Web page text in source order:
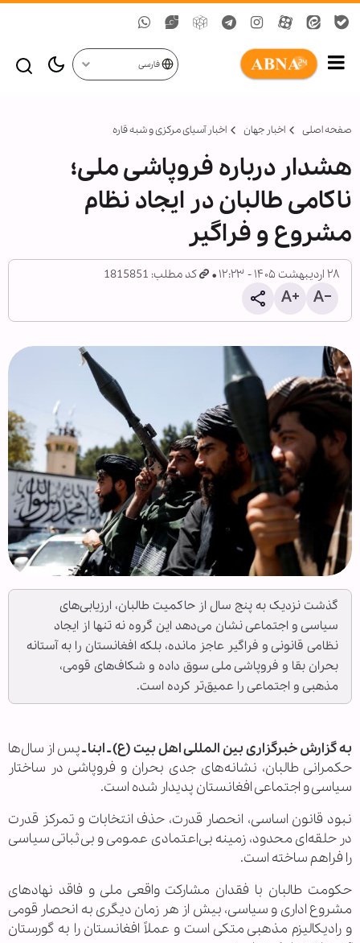
فارسی
صفحه اصلی اخبار جهان اخبار آسیای مرکزی و شبه قاره
هشدار درباره فروپاشی ملی؛
ناکامی طالبان در ایجاد نظام
مشروع و فراگیر
۲۸ اردیبهشت ۱۴۰۵ - ۱۲:۲۳ کد مطلب: 1815851
گذشت نزدیک به پنج سال از حاکمیت طالبان، ارزیابی‌های
سیاسی و اجتماعی نشان می‌دهد این گروه نه تنها از ایجاد
نظامی قانونی و فراگیر عاجز مانده، بلکه افغانستان را به آستانه
بحران بقا و فروپاشی ملی سوق داده و شکاف‌های قومی،
مذهبی و اجتماعی را عمیق‌تر کرده است.
به گزارش خبرگزاری بین المللی اهل بیت (ع) ـ ابنا ـپس از سال‌ها
حکمرانی طالبان، نشانه‌های جدی بحران و فروپاشی در ساختار
سیاسی و اجتماعی افغانستان پدیدار شده است.
نبود قانون اساسی، انحصار قدرت، حذف انتخابات و تمرکز قدرت
در حلقه‌ای محدود، زمینه بی‌اعتمادی عمومی و بی‌ثباتی سیاسی
را فراهم ساخته است.
حکومت طالبان با فقدان مشارکت واقعی ملی و فاقد نهادهای
مشروع اداری و سیاسی، بیش از هر زمان دیگری به انحصار قومی
و رادیکالیزم مذهبی متکی است و عملاً افغانستان را به گورستان